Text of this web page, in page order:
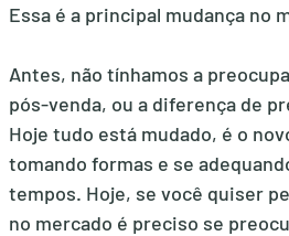
Essa é a principal mudança no
Antes, não tínhamos a
pós-venda, ou a diferença de
Hoje tudo está mudado, é o
tomando formas e se
tempos. Hoje, se você quiser
no mercado é preciso se